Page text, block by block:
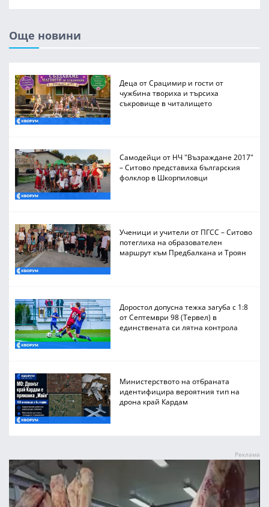
Още новини
Деца от Срацимир и гости от
чужбина твориха и търсиха
съкровище в читалището
Самодейци от НЧ "Възраждане 2017"
– Ситово представиха българския
фолклор в Шкорпиловци
Ученици и учители от ПГСС – Ситово
потеглиха на образователен
маршрут към Предбалкана и Троян
Доростол допусна тежка загуба с 1:8
от Септември 98 (Тервел) в
единствената си лятна контрола
Министерството на отбраната
идентифицира вероятния тип на
дрона край Кардам